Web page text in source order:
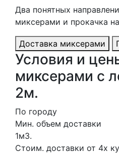
Два понятных
миксерами и прокачка
Доставка миксерами
Условия и
миксерами с
2м.
По городу
Мин. объем доставки
1м3.
Стоим. доставки от 4х